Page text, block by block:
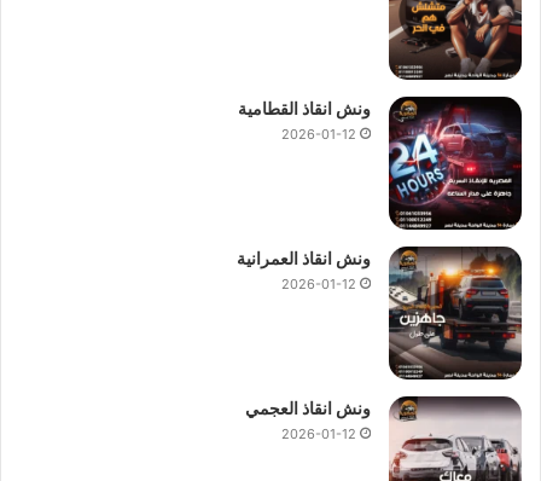
ونش انقاذ القطامية
2026-01-12
ونش انقاذ العمرانية
2026-01-12
ونش انقاذ العجمي
2026-01-12